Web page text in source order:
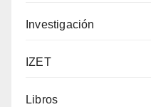
Investigación
IZET
Libros